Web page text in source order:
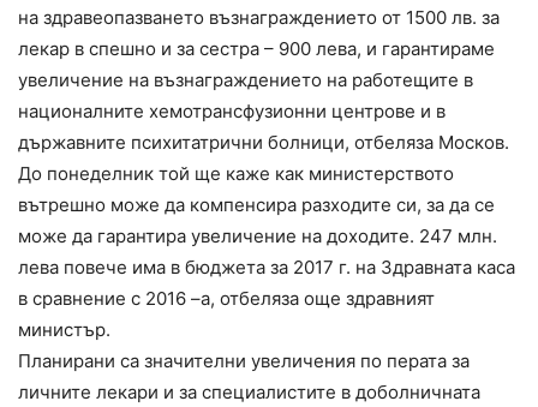
на здравеопазването възнаграждението от 1500 лв. за
лекар в спешно и за сестра – 900 лева, и гарантираме
увеличение на възнаграждението на работещите в
националните хемотрансфузионни центрове и в
държавните психитатрични болници, отбеляза Москов.
До понеделник той ще каже как министерството
вътрешно може да компенсира разходите си, за да се
може да гарантира увеличение на доходите. 247 млн.
лева повече има в бюджета за 2017 г. на Здравната каса
в сравнение с 2016 –а, отбеляза още здравният
министър.
Планирани са значителни увеличения по перата за
личните лекари и за специалистите в доболничната